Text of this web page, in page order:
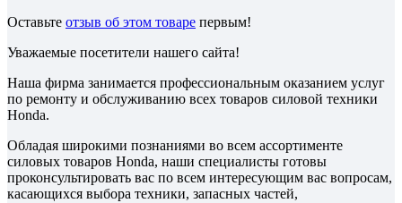
Оставьте отзыв об этом товаре первым!
Уважаемые посетители нашего сайта!
Наша фирма занимается профессиональным оказанием услуг
по ремонту и обслуживанию всех товаров силовой техники
Honda.
Обладая широкими познаниями во всем ассортименте
силовых товаров Honda, наши специалисты готовы
проконсультировать вас по всем интересующим вас вопросам,
касающихся выбора техники, запасных частей,